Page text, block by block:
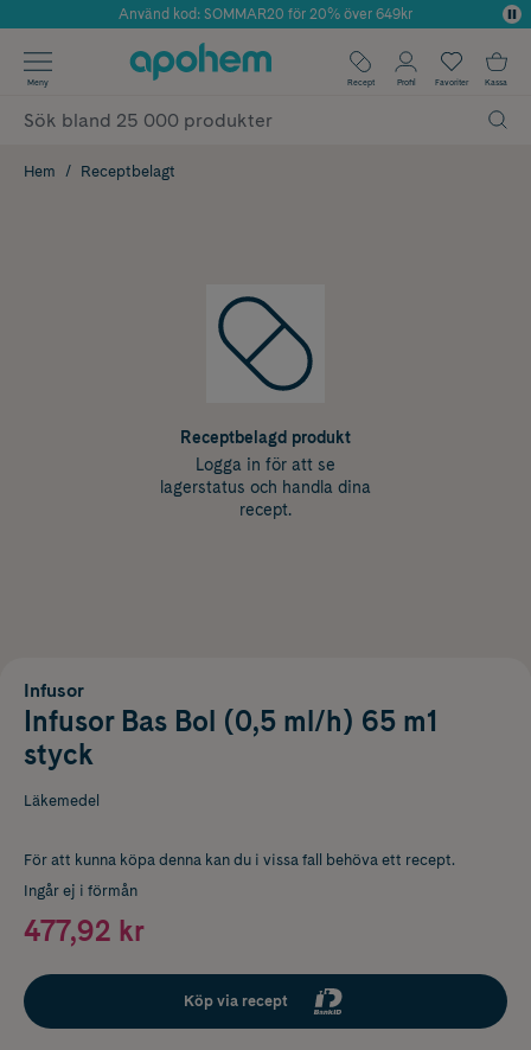
Årets Butik 2025 inom Skönhet
Använd kod: SOMMAR20 för 20% över 649kr
✓ Fri frakt
✓ Poäng på alla köp*
Meny Recept Profil Favoriter Kassa
Hem Receptbelagt
Receptbelagd produkt
Logga in för att se
lagerstatus och handla dina
recept.
Infusor
Infusor Bas Bol (0,5 ml/h) 65 m1
styck
Läkemedel
För att kunna köpa denna kan du i vissa fall behöva ett recept.
Ingår ej i förmån
477,92 kr
Köp via recept